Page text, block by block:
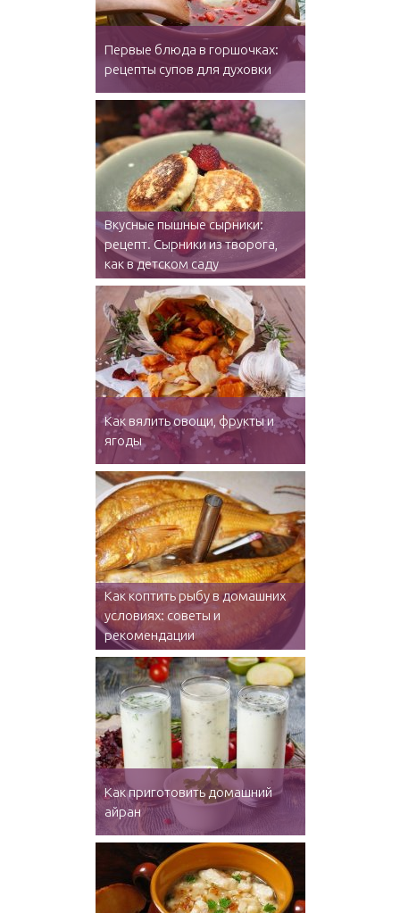
Первые блюда в горшочках:
рецепты супов для духовки
Вкусные пышные сырники:
рецепт. Сырники из творога,
как в детском саду
Как вялить овощи, фрукты и
ягоды
Как коптить рыбу в домашних
условиях: советы и
рекомендации
Как приготовить домашний
айран